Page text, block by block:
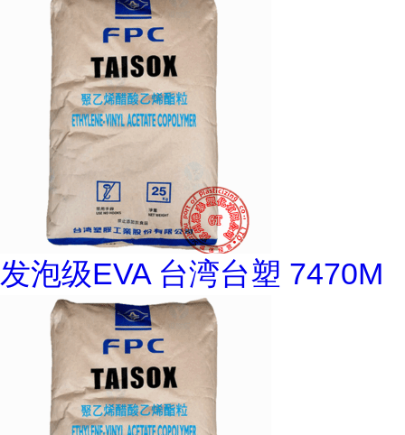
发泡级EVA 台湾台塑 7470M